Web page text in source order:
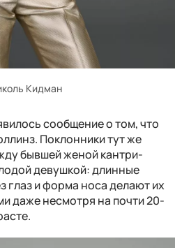
Кидман
сообщение о том, что
Поклонники тут же
бывшей женой кантри-
девушкой: длинные
глаз и форма носа делают их
даже несмотря на почти 20-